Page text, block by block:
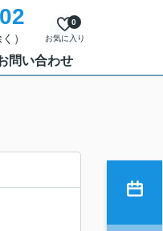
） お気に入り
0
問い合わせ